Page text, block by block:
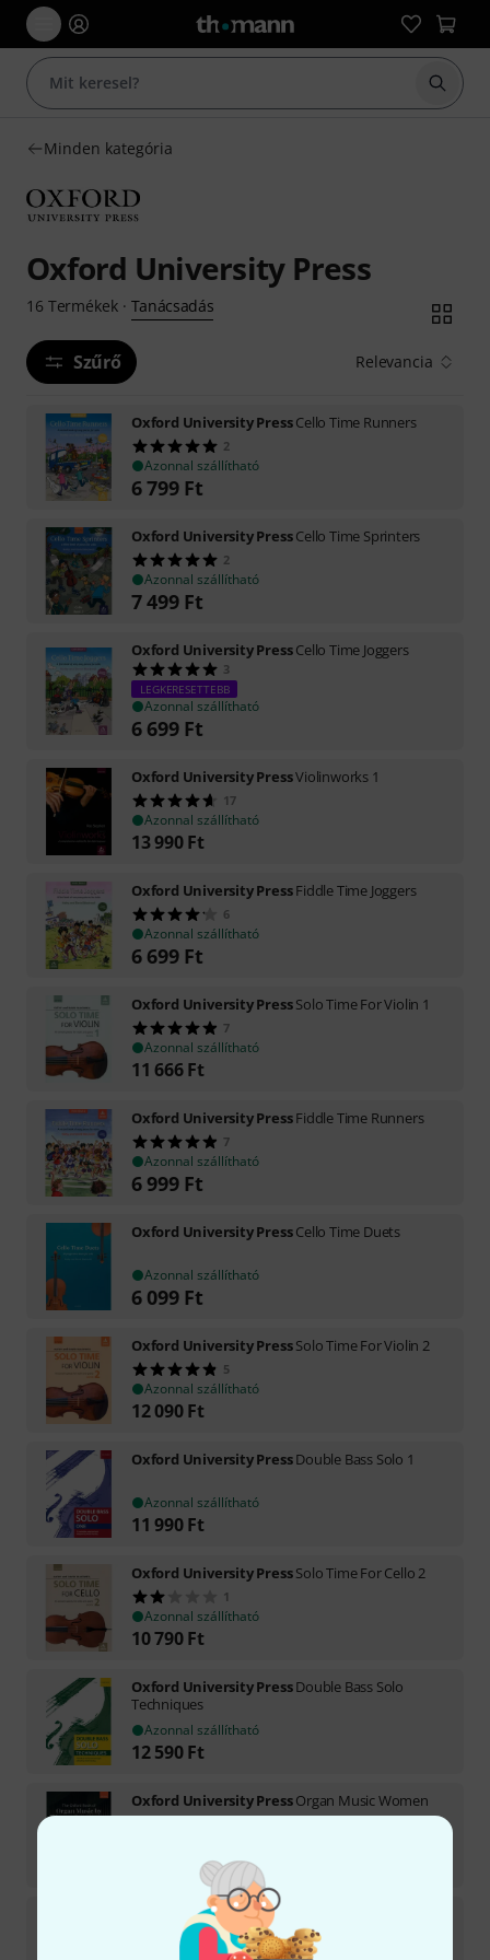
Minden kategória
Oxford University Press
16 Termékek· Tanácsadás
Szűrő Relevancia
Oxford University PressCello Time Runners
2
Azonnal szállítható
6 799 Ft
Oxford University PressCello Time Sprinters
2
Azonnal szállítható
7 499 Ft
Oxford University PressCello Time Joggers
3
LEGKERESETTEBB
Azonnal szállítható
6 699 Ft
Oxford University PressViolinworks 1
17
Azonnal szállítható
13 990 Ft
Oxford University PressFiddle Time Joggers
6
Azonnal szállítható
6 699 Ft
Oxford University PressSolo Time For Violin 1
7
Azonnal szállítható
11 666 Ft
Oxford University PressFiddle Time Runners
7
Azonnal szállítható
6 999 Ft
Oxford University PressCello Time Duets
Azonnal szállítható
6 099 Ft
Oxford University PressSolo Time For Violin 2
5
Azonnal szállítható
12 090 Ft
Oxford University PressDouble Bass Solo 1
Azonnal szállítható
11 990 Ft
Oxford University PressSolo Time For Cello 2
1
Azonnal szállítható
10 790 Ft
Oxford University PressDouble Bass Solo
Techniques
Azonnal szállítható
12 590 Ft
Oxford University PressOrgan Music Women
Ft
Oxford University Press
1